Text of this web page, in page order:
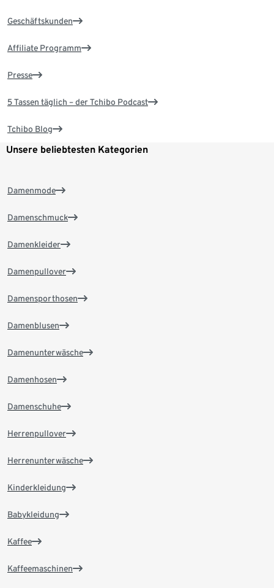
Geschäftskunden
Affiliate Programm
Presse
5 Tassen täglich – der Tchibo Podcast
Tchibo Blog
Unsere beliebtesten Kategorien
Damenmode
Damenschmuck
Damenkleider
Damenpullover
Damensporthosen
Damenblusen
Damenunterwäsche
Damenhosen
Damenschuhe
Herrenpullover
Herrenunterwäsche
Kinderkleidung
Babykleidung
Kaffee
Kaffeemaschinen